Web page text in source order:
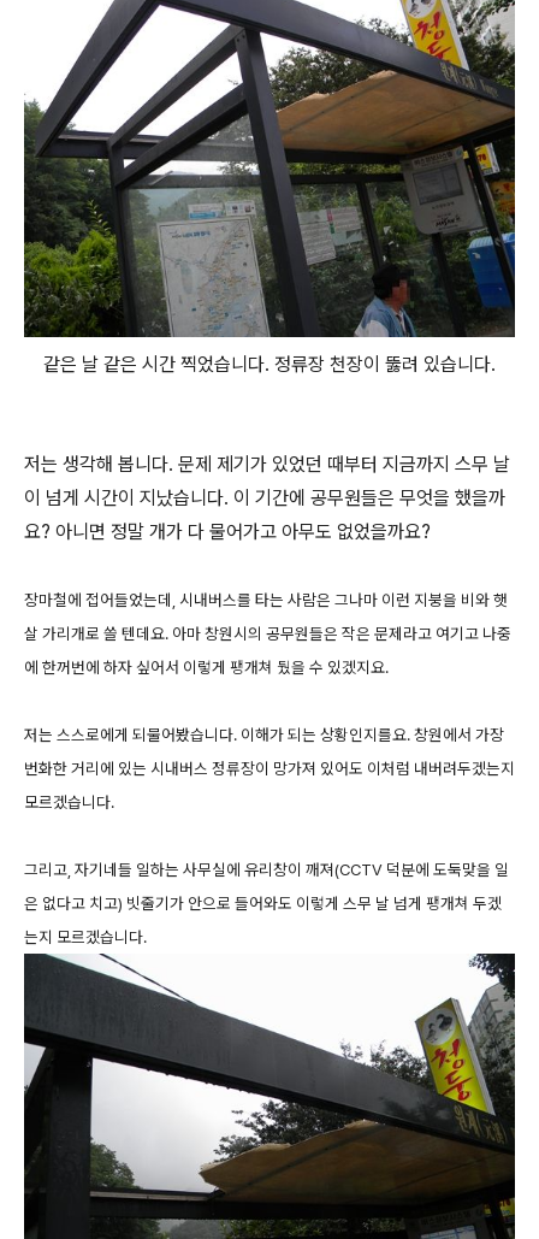
같은 날 같은 시간 찍었습니다. 정류장 천장이 뚫려 있습니다.
저는 생각해 봅니다. 문제 제기가 있었던 때부터 지금까지 스무 날
이 넘게 시간이 지났습니다. 이 기간에 공무원들은 무엇을 했을까
요? 아니면 정말 개가 다 물어가고 아무도 없었을까요?
장마철에 접어들었는데, 시내버스를 타는 사람은 그나마 이런 지붕을 비와 햇
살 가리개로 쓸 텐데요. 아마 창원시의 공무원들은 작은 문제라고 여기고 나중
에 한꺼번에 하자 싶어서 이렇게 팽개쳐 뒀을 수 있겠지요.
저는 스스로에게 되물어봤습니다. 이해가 되는 상황인지를요. 창원에서 가장
번화한 거리에 있는 시내버스 정류장이 망가져 있어도 이처럼 내버려두겠는지
모르겠습니다.
그리고, 자기네들 일하는 사무실에 유리창이 깨져(CCTV 덕분에 도둑맞을 일
은 없다고 치고) 빗줄기가 안으로 들어와도 이렇게 스무 날 넘게 팽개쳐 두겠
는지 모르겠습니다.